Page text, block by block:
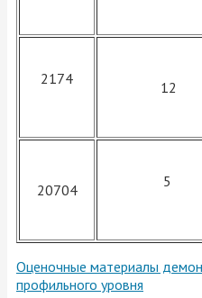
2174 12
20704 5
Оценочные материалы
профильного уровня